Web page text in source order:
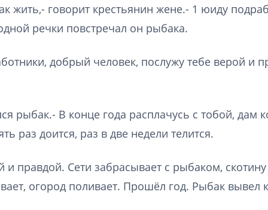
жить,- говорит крестьянин жене.- 1 юиду
речки повстречал он рыбака.
добрый человек, послужу тебе верой и
рыбак.- В конце года расплачусь с тобой, дам
раз доится, раз в две недели телится.
и правдой. Сети забрасывает с рыбаком,
огород поливает. Прошёл год. Рыбак вывел